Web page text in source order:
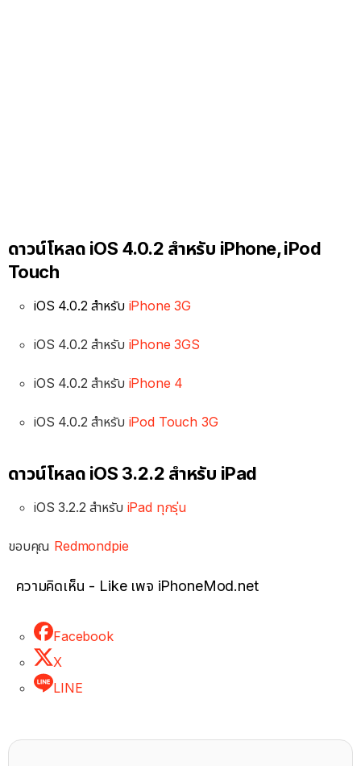
ดาวน์โหลด iOS 4.0.2 สำหรับ iPhone, iPod
Touch
iOS 4.0.2 สำหรับ iPhone 3G
iOS 4.0.2 สำหรับ iPhone 3GS
iOS 4.0.2 สำหรับ iPhone 4
iOS 4.0.2 สำหรับ iPod Touch 3G
ดาวน์โหลด iOS 3.2.2 สำหรับ iPad
iOS 3.2.2 สำหรับ iPad ทุกรุ่น
ขอบคุณ Redmondpie
ความคิดเห็น - Like เพจ iPhoneMod.net
Facebook
X
LINE